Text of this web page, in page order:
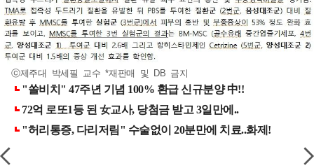
ⓒ제주대 박세필 교수 *재판매 및 DB 금지